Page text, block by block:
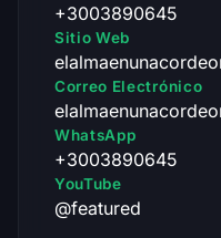
+3003890645
Sitio Web
Correo Electrónico
WhatsApp
+3003890645
YouTube
@featured